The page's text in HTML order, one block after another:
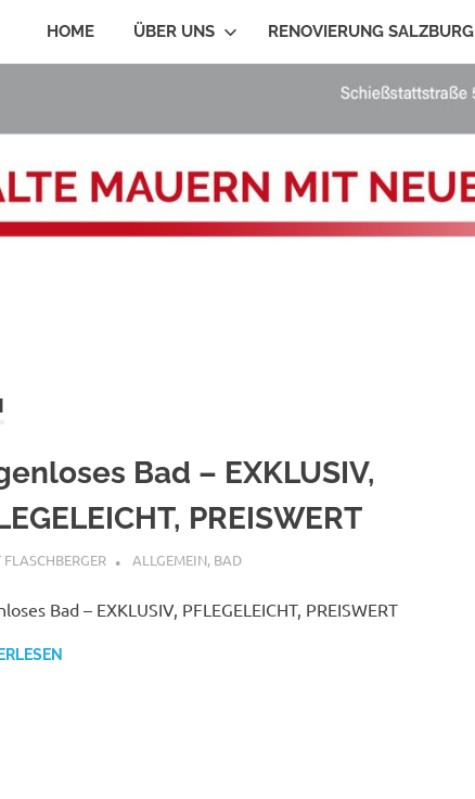
HOME ÜBER UNS RENOVIERUNG SALZBURG
Bad – EXKLUSIV,
PREISWERT
2018
FLASCHBERGER ALLGEMEIN, BAD
Bad – EXKLUSIV, PFLEGELEICHT, PREISWERT